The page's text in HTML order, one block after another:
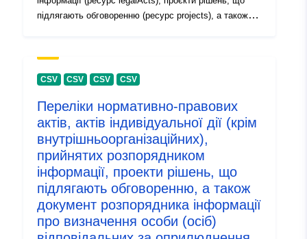
підлягають обговоренню (ресурс projects), а також
(ресурс document)
CSV CSV CSV CSV
Переліки нормативно-правових
актів, актів індивідуальної дії (крім
внутрішньоорганізаційних),
прийнятих розпорядником
інформації, проекти рішень, що
підлягають обговоренню, а також
документ розпорядника інформації
про визначення особи (осіб)